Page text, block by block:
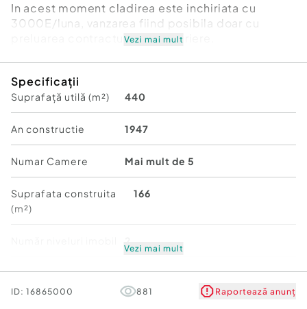
In acest moment cladirea este inchiriata cu
3000E/luna, vanzarea fiind posibila doar cu
preluarea contractului de inchiriere.
...
Număr niveluri imobil:2
Număr Băi:mai mult de 3
Comision cumpărător:3%
Posibilitate parcare: Da
Curent
Apă
Canalizare
Vezi mai mult
Specificații
Suprafață utilă (m²) 440
An constructie 1947
Numar Camere Mai mult de 5
Suprafata construita
(m²)
166
Stare Bună
Vezi mai mult
ID: 16865000 881 Raportează anunț